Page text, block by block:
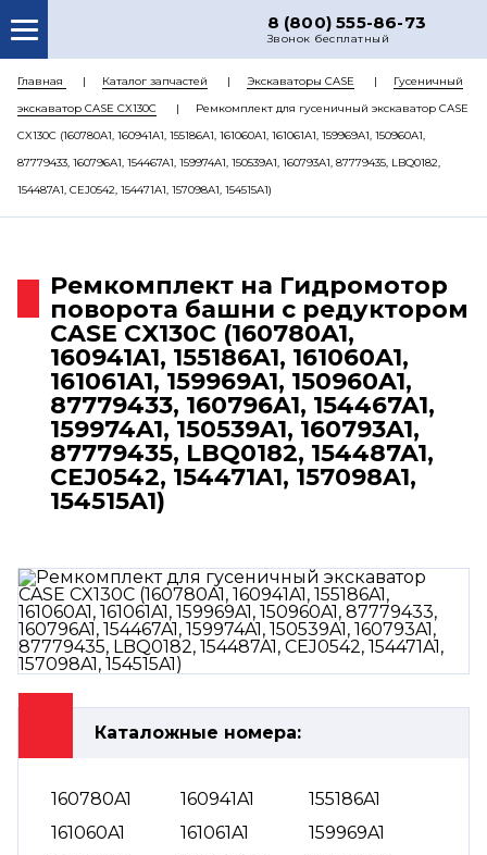
8 (800) 555-86-73
Звонок бесплатный
О НАС
КАТАЛОГ ЗАПЧАСТЕЙ
РЕМОНТ
ДОСТАВКА
КОНТАКТЫ
Главная Каталог запчастей Экскаваторы CASE
Гусеничный
экскаватор CASE CX130C
Ремкомплект для гусеничный экскаватор CASE
CX130C (160780A1, 160941A1, 155186A1, 161060A1, 161061A1, 159969A1, 150960A1,
87779433, 160796A1, 154467A1, 159974A1, 150539A1, 160793A1, 87779435, LBQ0182,
154487A1, CEJ0542, 154471A1, 157098A1, 154515A1)
Ремкомплект на Гидромотор
поворота башни с редуктором
CASE CX130C (160780A1,
160941A1, 155186A1, 161060A1,
161061A1, 159969A1, 150960A1,
87779433, 160796A1, 154467A1,
159974A1, 150539A1, 160793A1,
87779435, LBQ0182, 154487A1,
CEJ0542, 154471A1, 157098A1,
154515A1)
Каталожные номера:
160780A1 160941A1
155186A1
161060A1
161061A1
159969A1